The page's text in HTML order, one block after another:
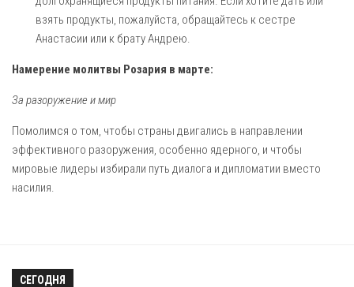
взять продукты, пожалуйста, обращайтесь к сестре
Анастасии или к брату Андрею.
Намерение молитвы Розария в марте:
За разоружение и мир
Помолимся о том, чтобы страны двигались в направлении
эффективного разоружения, особенно ядерного, и чтобы
мировые лидеры избирали путь диалога и дипломатии вместо
насилия.
СЕГОДНЯ